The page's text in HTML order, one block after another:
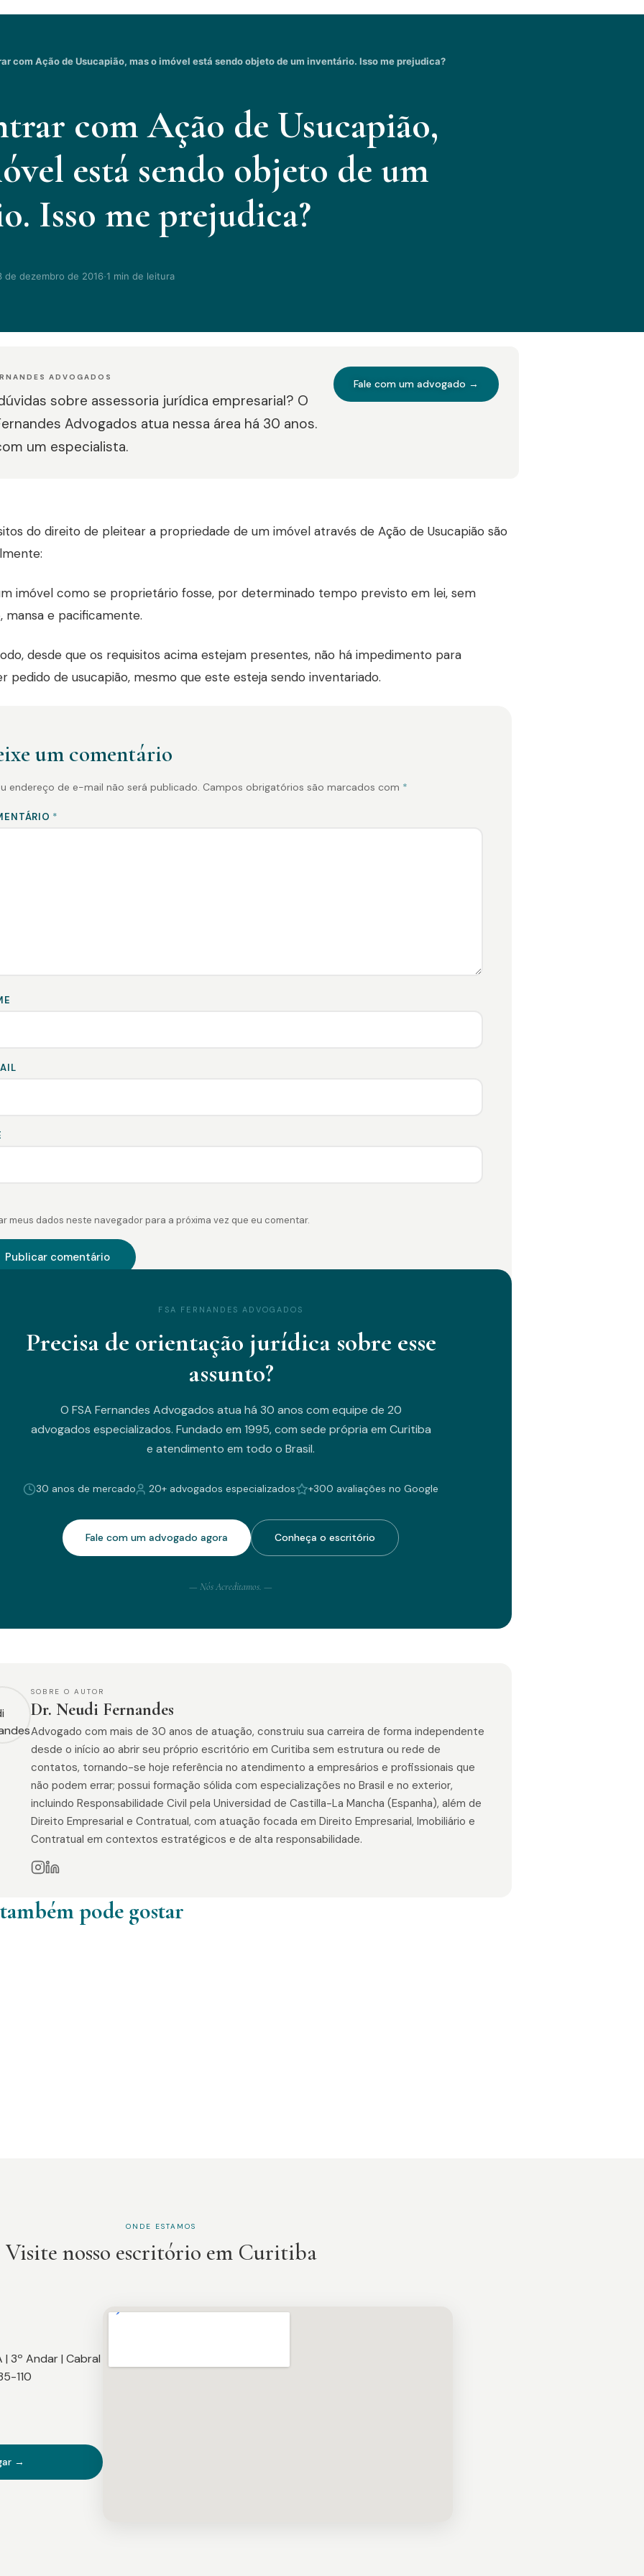
com Ação de Usucapião, mas o imóvel está sendo objeto de um inventário. Isso me prejudica?
com Ação de Usucapião,
está sendo objeto de um
Isso me prejudica?
de dezembro de 2016·1 min de leitura
ADVOGADOS
sobre assessoria jurídica empresarial? O
Advogados atua nessa área há 30 anos.
um especialista.
Fale com um advogado →
do direito de pleitear a propriedade de um imóvel através de Ação de Usucapião são
imóvel como se proprietário fosse, por determinado tempo previsto em lei, sem
mansa e pacificamente.
desde que os requisitos acima estejam presentes, não há impedimento para
pedido de usucapião, mesmo que este esteja sendo inventariado.
um comentário
endereço de e-mail não será publicado. Campos obrigatórios são marcados com *
*
meus dados neste navegador para a próxima vez que eu comentar.
FSA FERNANDES ADVOGADOS
Precisa de orientação jurídica sobre esse
assunto?
O FSA Fernandes Advogados atua há 30 anos com equipe de 20
advogados especializados. Fundado em 1995, com sede própria em Curitiba
e atendimento em todo o Brasil.
30 anos de mercado 20+ advogados especializados +300 avaliações no Google
Fale com um advogado agora Conheça o escritório
— Nós Acreditamos. —
SOBRE O AUTOR
Dr. Neudi Fernandes
Advogado com mais de 30 anos de atuação, construiu sua carreira de forma independente
desde o início ao abrir seu próprio escritório em Curitiba sem estrutura ou rede de
contatos, tornando-se hoje referência no atendimento a empresários e profissionais que
não podem errar; possui formação sólida com especializações no Brasil e no exterior,
incluindo Responsabilidade Civil pela Universidad de Castilla-La Mancha (Espanha), além de
Direito Empresarial e Contratual, com atuação focada em Direito Empresarial, Imobiliário e
Contratual em contextos estratégicos e de alta responsabilidade.
pode gostar
ONDE ESTAMOS
Visite nosso escritório em Curitiba
| 3º Andar | Cabral
110
→